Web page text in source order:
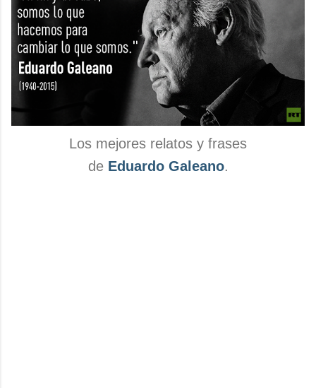
Los mejores relatos y frases
de Eduardo Galeano.